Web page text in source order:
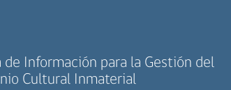
de Información para la Gestión del
Cultural Inmaterial